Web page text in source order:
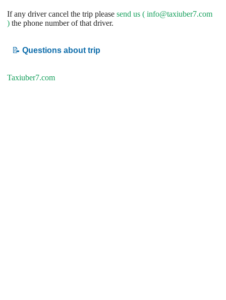
If any driver cancel the trip please send us ( info@taxiuber7.com
) the phone number of that driver.
📝 Questions about trip
Taxiuber7.com